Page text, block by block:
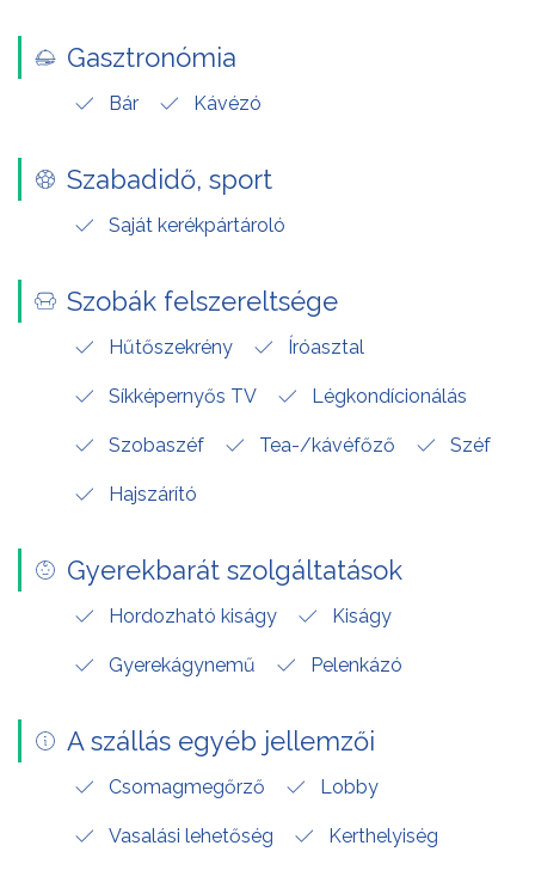
Gasztronómia
Bár Kávézó
Szabadidő, sport
Saját kerékpártároló
Szobák felszereltsége
Hűtőszekrény Íróasztal
Síkképernyős TV Légkondícionálás
Szobaszéf Tea-/kávéfőző Széf
Hajszárító
Gyerekbarát szolgáltatások
Hordozható kiságy Kiságy
Gyerekágynemű Pelenkázó
A szállás egyéb jellemzői
Csomagmegőrző Lobby
Vasalási lehetőség Kerthelyiség